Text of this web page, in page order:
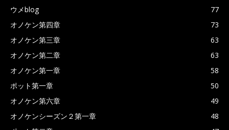
ウメblog
77
オノケン第四章
73
オノケン第三章
63
オノケン第二章
63
オノケン第一章
58
ポット第一章
50
オノケン第六章
49
オノケンシーズン２第一章
48